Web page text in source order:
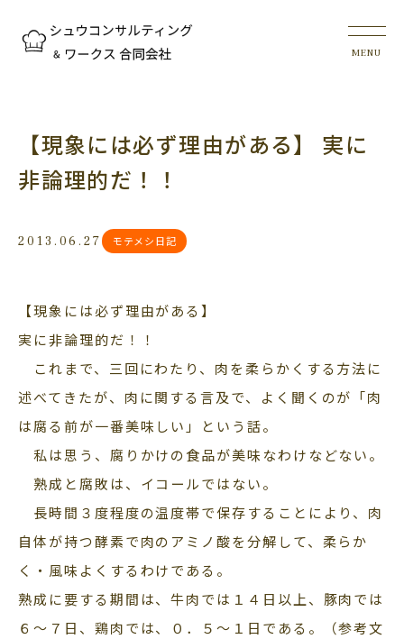
【現象には必ず理由がある】 実に
非論理的だ！！
2013.06.27 モテメシ日記
【現象には必ず理由がある】
実に非論理的だ！！
これまで、三回にわたり、肉を柔らかくする方法に
述べてきたが、肉に関する言及で、よく聞くのが「肉
は腐る前が一番美味しい」という話。
私は思う、腐りかけの食品が美味なわけなどない。
熟成と腐敗は、イコールではない。
長時間３度程度の温度帯で保存することにより、肉
自体が持つ酵素で肉のアミノ酸を分解して、柔らか
く・風味よくするわけである。
熟成に要する期間は、牛肉では１４日以上、豚肉では
６～７日、鶏肉では、０．５～１日である。（参考文